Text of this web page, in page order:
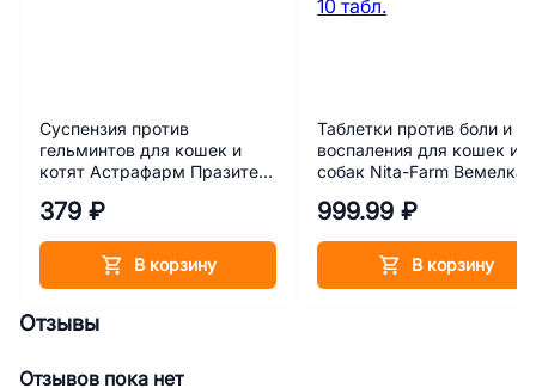
Суспензия против
гельминтов для кошек и
котят Астрафарм Празител,
379 ₽
В корзину
Таблетки против боли и
воспаления для кошек и
собак Nita-Farm
999.99 ₽
В корзину
Отзывы
Отзывов пока нет